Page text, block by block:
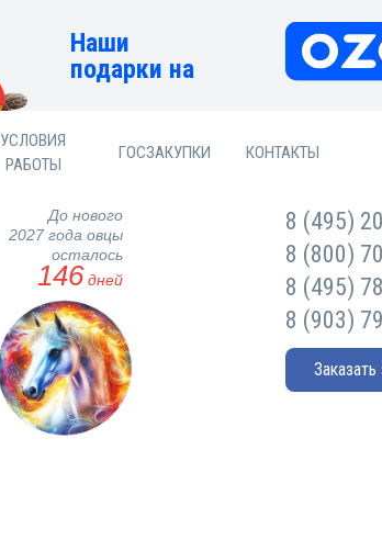
Наши
подарки на
УСЛОВИЯ
РАБОТЫ
ГОСЗАКУПКИ КОНТАКТЫ
До нового
2027 года овцы
осталось
146дней
8 (495)
8 (800)
8 (495)
8 (903)
Заказать